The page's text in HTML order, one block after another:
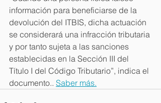
información para beneficiarse de la
devolución del ITBIS, dicha actuación
se considerará una infracción tributaria
y por tanto sujeta a las sanciones
establecidas en la Sección III del
Título I del Código Tributario”, indica el
documento.. Saber más.